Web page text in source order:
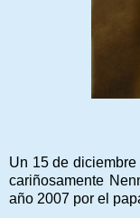
Un 15 de
cariñosamente
año 2007 por el